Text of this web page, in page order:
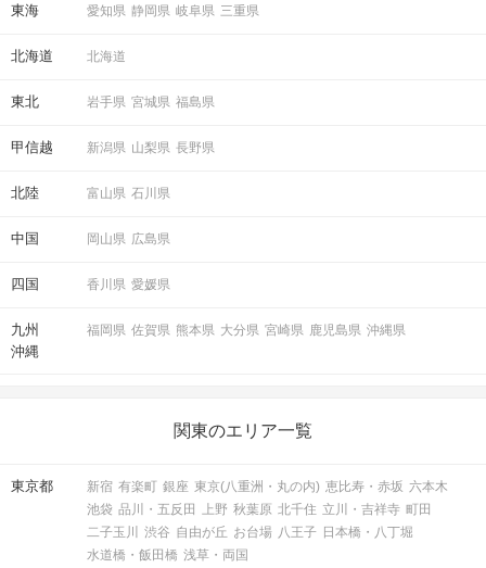
東海 愛知県 静岡県 岐阜県 三重県
北海道 北海道
東北 岩手県 宮城県 福島県
甲信越 新潟県 山梨県 長野県
北陸 富山県 石川県
中国 岡山県 広島県
四国 香川県 愛媛県
九州
沖縄
福岡県 佐賀県 熊本県 大分県 宮崎県 鹿児島県 沖縄県
関東のエリア一覧
東京都 新宿 有楽町 銀座 東京(八重洲・丸の内) 恵比寿・赤坂 六本木
池袋 品川・五反田 上野 秋葉原 北千住 立川・吉祥寺 町田
二子玉川
渋谷 自由が丘 お台場 八王子 日本橋・八丁堀
水道橋・飯田橋 浅草・両国